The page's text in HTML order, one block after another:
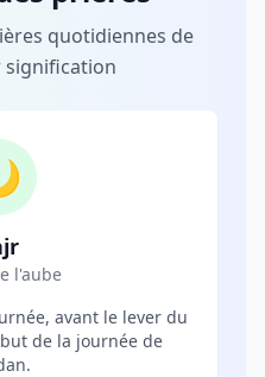
quotidiennes de
signification
l'aube
avant le lever du
de la journée de